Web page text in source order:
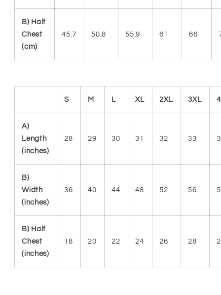
B) Half
Chest
(cm)
45.7 50.8 55.9 61 66
S M L XL 2XL 3XL
A)
Length
(inches)
28 29 30 31 32 33
B)
Width
(inches)
36 40 44 48 52 56
B) Half
Chest
(inches)
18 20 22 24 26 28